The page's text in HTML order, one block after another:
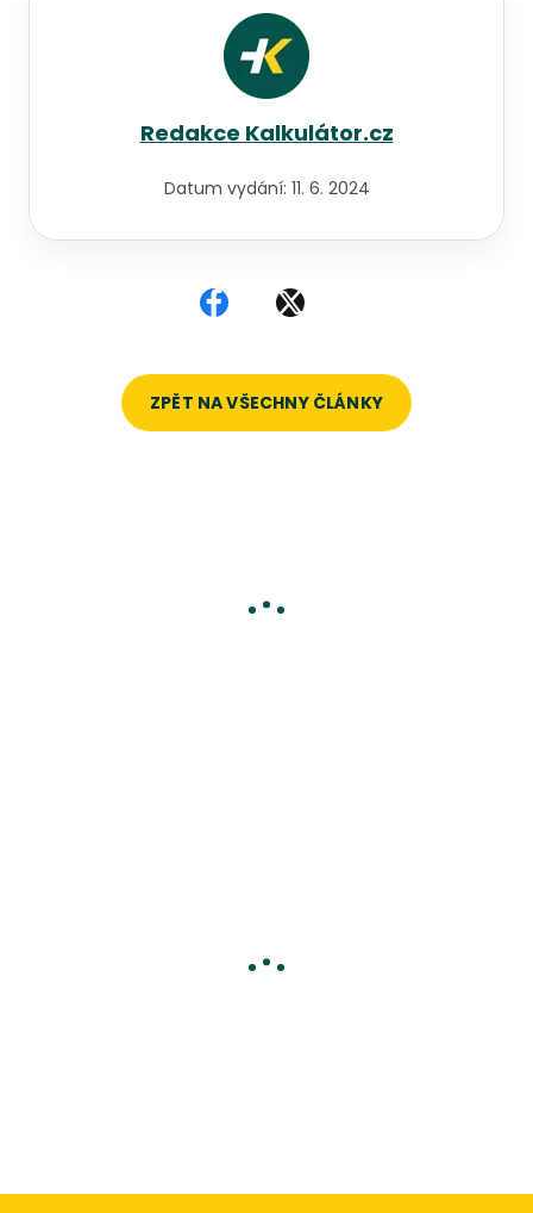
Redakce Kalkulátor.cz
Datum vydání: 11. 6. 2024
Sdílet na Facebooku
Sdílet na X
ZPĚT NA VŠECHNY ČLÁNKY